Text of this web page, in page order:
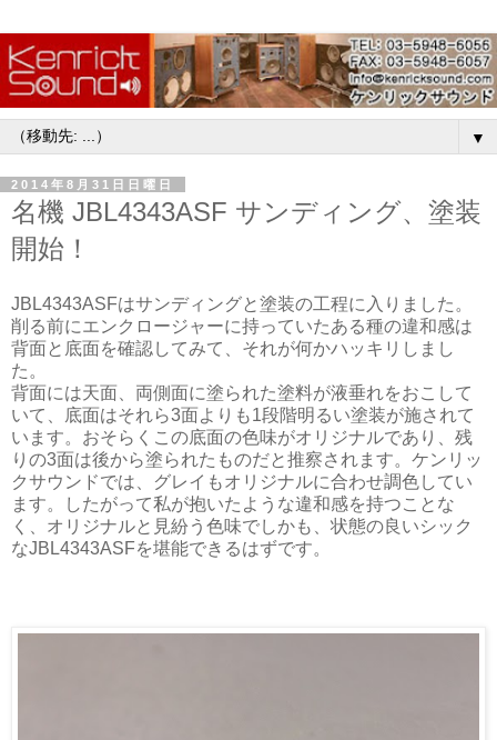
▼
2014年8月31日日曜日
名機 JBL4343ASF サンディング、塗装
開始！
JBL4343ASFはサンディングと塗装の工程に入りました。
削る前にエンクロージャーに持っていたある種の違和感は
背面と底面を確認してみて、それが何かハッキリしまし
た。
背面には天面、両側面に塗られた塗料が液垂れをおこして
いて、底面はそれら3面よりも1段階明るい塗装が施されて
います。おそらくこの底面の色味がオリジナルであり、残
りの3面は後から塗られたものだと推察されます。ケンリッ
クサウンドでは、グレイもオリジナルに合わせ調色してい
ます。したがって私が抱いたような違和感を持つことな
く、オリジナルと見紛う色味でしかも、状態の良いシック
なJBL4343ASFを堪能できるはずです。